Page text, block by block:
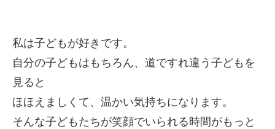
私は子どもが好きです。
自分の子どもはもちろん、道ですれ違う子どもを
見ると
ほほえましくて、温かい気持ちになります。
そんな子どもたちが笑顔でいられる時間がもっと